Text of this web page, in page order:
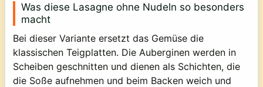
Was diese Lasagne ohne Nudeln so besonders
macht
Bei dieser Variante ersetzt das Gemüse die
klassischen Teigplatten. Die Auberginen werden in
Scheiben geschnitten und dienen als Schichten, die
die Soße aufnehmen und beim Backen weich und